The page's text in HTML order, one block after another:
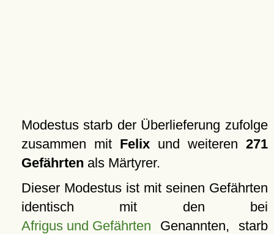
Modestus starb der Überlieferung zufolge
zusammen mit Felixund weiteren271
Gefährten als Märtyrer.
Dieser Modestus ist mit seinen Gefährten
identisch mit den bei
Afrigus und Gefährten Genannten, starb